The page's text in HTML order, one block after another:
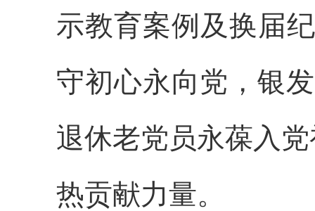
示教育案例及换届
守初心永向党，银
退休老党员永葆入
热贡献力量。